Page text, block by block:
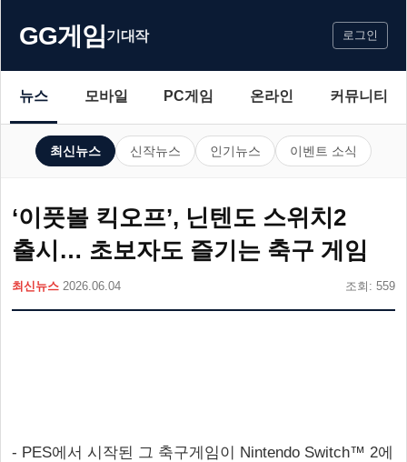
GG게임기대작 로그인
뉴스 모바일 PC게임 온라인 커뮤니티
최신뉴스 신작뉴스 인기뉴스 이벤트 소식
‘이풋볼 킥오프’, 닌텐도 스위치2
출시… 초보자도 즐기는 축구 게임
최신뉴스 2026.06.04 조회: 559
- PES에서 시작된 그 축구게임이 Nintendo Switch™ 2에